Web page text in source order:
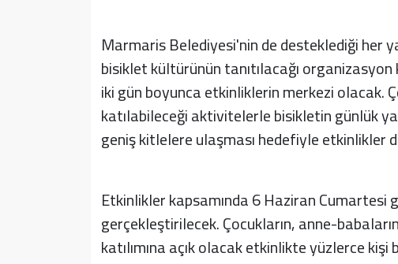
Marmaris Belediyesi'nin de desteklediği her
bisiklet kültürünün tanıtılacağı
iki gün boyunca etkinliklerin merkezi olacak.
katılabileceği aktivitelerle bisikletin günlük
geniş kitlelere ulaşması hedefiyle etkinlikler
Etkinlikler kapsamında 6 Haziran
gerçekleştirilecek. Çocukların, anne-
katılımına açık olacak etkinlikte yüzlerce